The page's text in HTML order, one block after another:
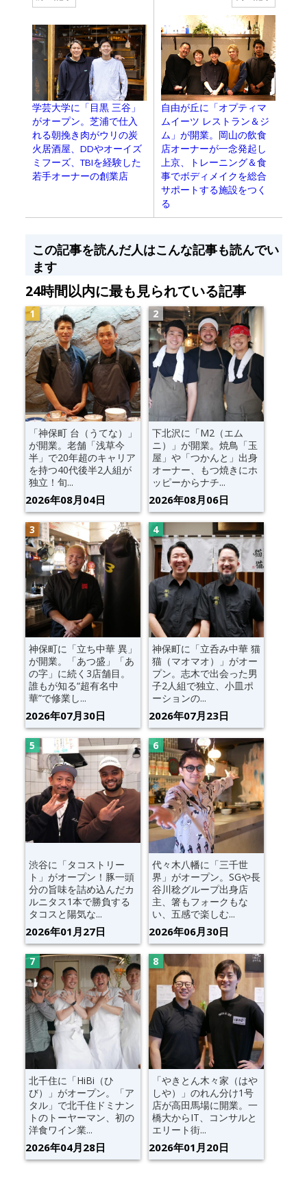
学芸大学に「目黒 三谷」
がオープン。芝浦で仕入
れる朝挽き肉がウリの炭
火居酒屋、DDやオーイズ
ミフーズ、TBIを経験した
若手オーナーの創業店
自由が丘に「オプティマ
ムイーツ レストラン＆ジ
ム」が開業。岡山の飲食
店オーナーが一念発起し
上京、トレーニング＆食
事でボディメイクを総合
サポートする施設をつく
る
この記事を読んだ人はこんな記事も読んでい
ます
24時間以内に最も見られている記事
「神保町 台（うてな）」
が開業。老舗「浅草今
半」で20年超のキャリア
を持つ40代後半2人組が
独立！旬...
2026年08月04日
下北沢に「M2（エム
ニ）」が開業。焼鳥「玉
屋」や「つかんと」出身
オーナー、もつ焼きにホ
ッピーからナチ...
2026年08月06日
神保町に「立ち中華 異」
が開業。「あつ盛」「あ
の字」に続く3店舗目。
誰もが知る“超有名中
華”で修業し...
2026年07月30日
神保町に「立呑み中華 猫
猫（マオマオ）」がオー
プン。志木で出会った男
子2人組で独立、小皿ポ
ーションの...
2026年07月23日
渋谷に「タコストリー
ト」がオープン！豚一頭
分の旨味を詰め込んだカ
ルニタス1本で勝負する
タコスと陽気な...
2026年01月27日
代々木八幡に「三千世
界」がオープン。SGや長
谷川稔グループ出身店
主、箸もフォークもな
い、五感で楽しむ...
2026年06月30日
北千住に「HiBi（ひ
び）」がオープン。「ア
タル」で北千住ドミナン
トのトーヤーマン、初の
洋食ワイン業...
2026年04月28日
「やきとん木々家（はや
しや）」のれん分け1号
店が高田馬場に開業。一
橋大からIT、コンサルと
エリート街...
2026年01月20日